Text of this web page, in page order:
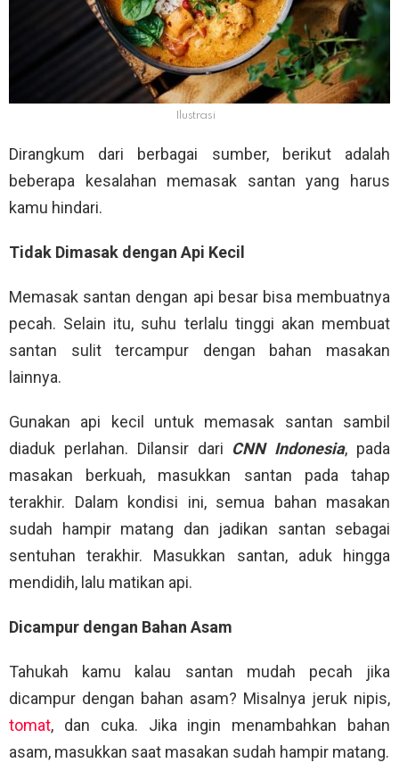
Ilustrasi
Dirangkum dari berbagai sumber, berikut adalah
beberapa kesalahan memasak santan yang harus
kamu hindari.
Tidak Dimasak dengan Api Kecil
Memasak santan dengan api besar bisa membuatnya
pecah. Selain itu, suhu terlalu tinggi akan membuat
santan sulit tercampur dengan bahan masakan
lainnya.
Gunakan api kecil untuk memasak santan sambil
diaduk perlahan. Dilansir dari CNN Indonesia, pada
masakan berkuah, masukkan santan pada tahap
terakhir. Dalam kondisi ini, semua bahan masakan
sudah hampir matang dan jadikan santan sebagai
sentuhan terakhir. Masukkan santan, aduk hingga
mendidih, lalu matikan api.
Dicampur dengan Bahan Asam
Tahukah kamu kalau santan mudah pecah jika
dicampur dengan bahan asam? Misalnya jeruk nipis,
tomat, dan cuka. Jika ingin menambahkan bahan
asam, masukkan saat masakan sudah hampir matang.